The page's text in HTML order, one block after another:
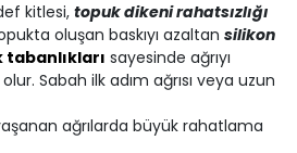
kitlesi, topuk dikeni rahatsızlığı
oluşan baskıyı azaltan silikon
sayesinde ağrıyı
Sabah ilk adım ağrısı veya uzun
ağrılarda büyük rahatlama